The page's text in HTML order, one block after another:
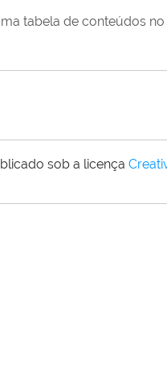
tabela de conteúdos
sob a licença